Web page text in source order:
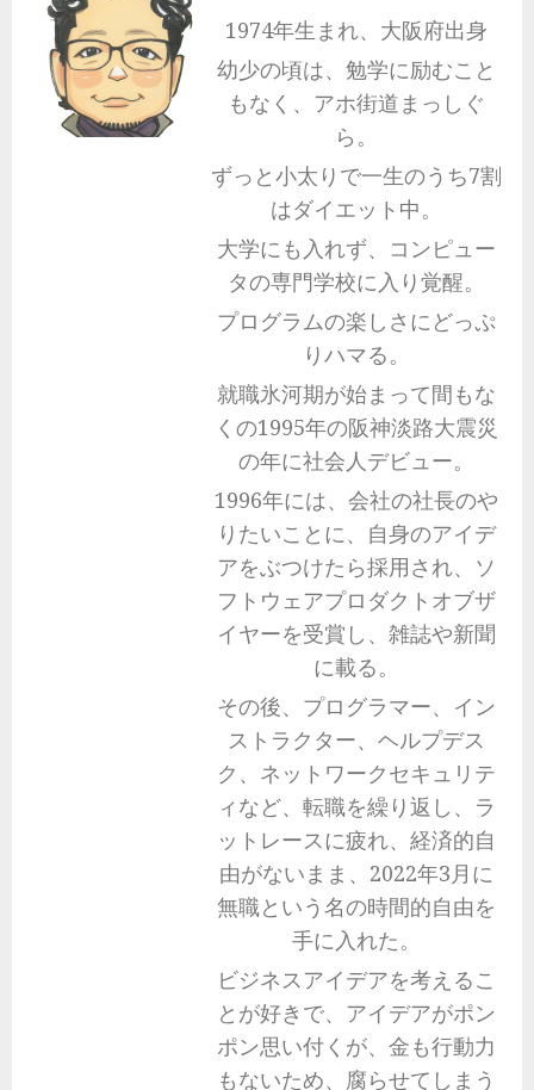
1974年生まれ、大阪府出身
幼少の頃は、勉学に励むこと
もなく、アホ街道まっしぐ
ら。
ずっと小太りで一生のうち7割
はダイエット中。
大学にも入れず、コンピュー
タの専門学校に入り覚醒。
プログラムの楽しさにどっぷ
りハマる。
就職氷河期が始まって間もな
くの1995年の阪神淡路大震災
の年に社会人デビュー。
1996年には、会社の社長のや
りたいことに、自身のアイデ
アをぶつけたら採用され、ソ
フトウェアプロダクトオブザ
イヤーを受賞し、雑誌や新聞
に載る。
その後、プログラマー、イン
ストラクター、ヘルプデス
ク、ネットワークセキュリテ
ィなど、転職を繰り返し、ラ
ットレースに疲れ、経済的自
由がないまま、2022年3月に
無職という名の時間的自由を
手に入れた。
ビジネスアイデアを考えるこ
とが好きで、アイデアがポン
ポン思い付くが、金も行動力
もないため、腐らせてしまう